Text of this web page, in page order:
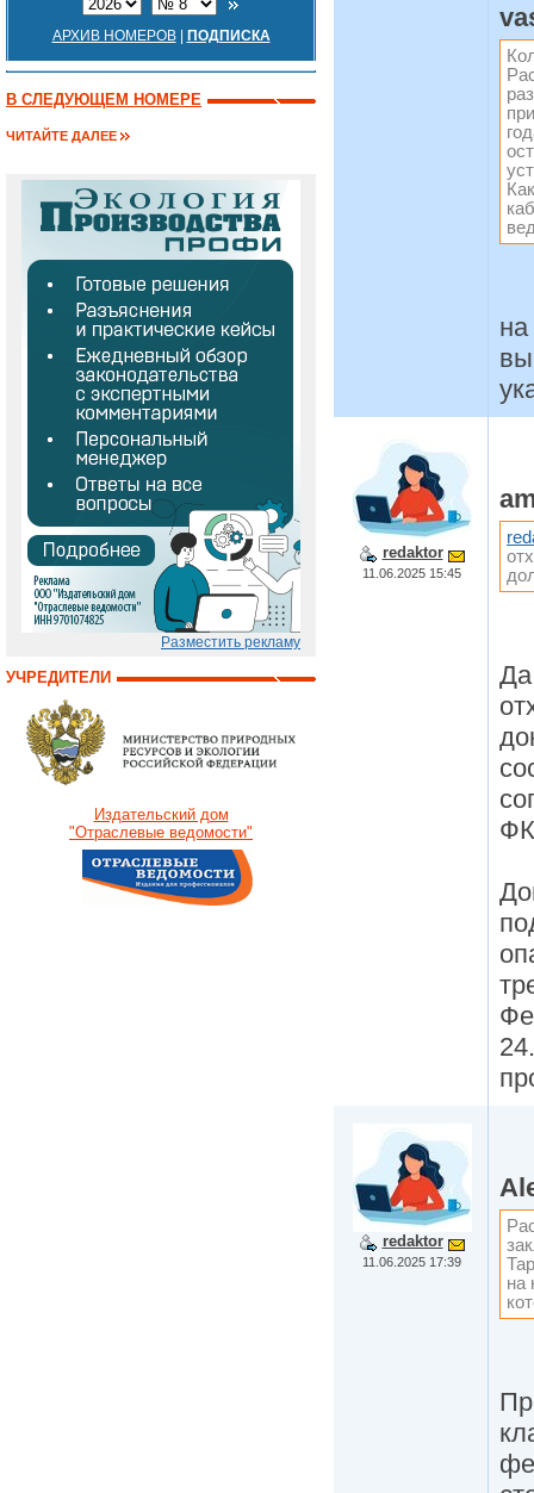
АРХИВ НОМЕРОВ| ПОДПИСКА
В СЛЕДУЮЩЕМ НОМЕРЕ
ЧИТАЙТЕ ДАЛЕЕ
Разместить рекламу
УЧРЕДИТЕЛИ
Издательский дом
"Отраслевые ведомости"
на
redaktor
11.06.2025 15:45
redaktor
11.06.2025 17:39
на